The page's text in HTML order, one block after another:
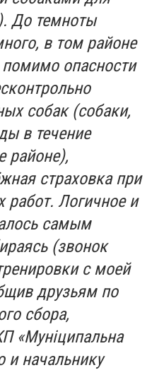
До темноты
в том районе
помимо опасности
собак (собаки,
в течение
районе),
страховка при
работ. Логичное и
самым
(звонок
с моей
друзьям по
сбора,
«Муніципальна
и начальнику